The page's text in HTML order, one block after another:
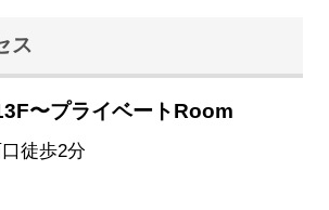
ス
〜プライベートRoom
徒歩2分